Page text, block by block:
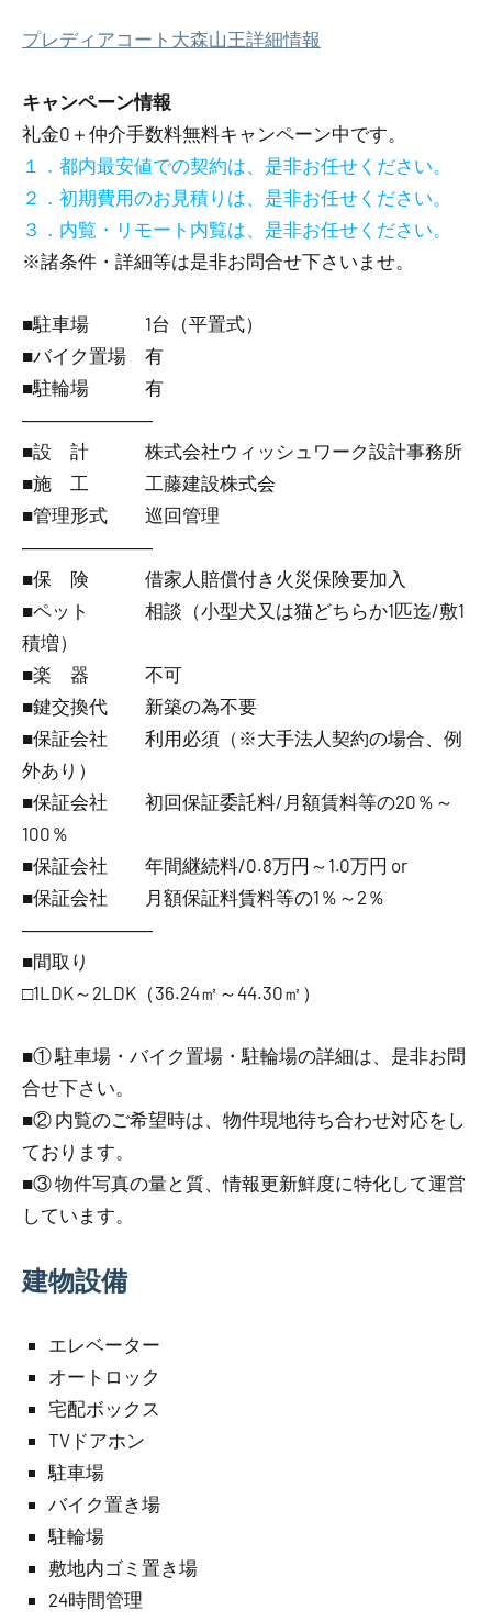
プレディアコート大森山王詳細情報
キャンペーン情報
礼金0 ＋ 仲介手数料無料キャンペーン中です。
１．都内最安値での契約は、是非お任せください。
２．初期費用のお見積りは、是非お任せください。
３．内覧・リモート内覧は、是非お任せください。
※諸条件・詳細等は是非お問合せ下さいませ。
■駐車場 1台（平置式）
■バイク置場 有
■駐輪場 有
―――――――
■設 計 株式会社ウィッシュワーク設計事務所
■施 工 工藤建設株式会
■管理形式 巡回管理
―――――――
■保 険 借家人賠償付き火災保険要加入
■ペット 相談（小型犬又は猫どちらか1匹迄/敷1
積増）
■楽 器 不可
■鍵交換代 新築の為不要
■保証会社 利用必須（※大手法人契約の場合、例
外あり）
■保証会社 初回保証委託料/月額賃料等の20％～
100％
■保証会社 年間継続料/0.8万円～1.0万円 or
■保証会社 月額保証料賃料等の1％～2％
―――――――
■間取り
□1LDK～2LDK（36.24㎡～44.30㎡）
■① 駐車場・バイク置場・駐輪場の詳細は、是非お問
合せ下さい。
■② 内覧のご希望時は、物件現地待ち合わせ対応をし
ております。
■③ 物件写真の量と質、情報更新鮮度に特化して運営
しています。
建物設備
エレベーター
オートロック
宅配ボックス
TVドアホン
駐車場
バイク置き場
駐輪場
敷地内ゴミ置き場
24時間管理